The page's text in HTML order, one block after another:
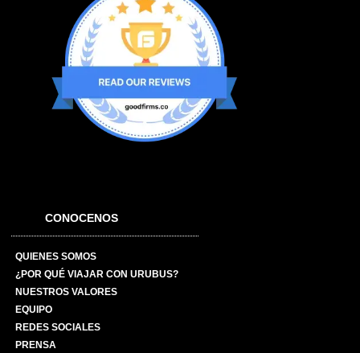
CONOCENOS
QUIENES SOMOS
¿POR QUÉ VIAJAR CON URUBUS?
NUESTROS VALORES
EQUIPO
REDES SOCIALES
PRENSA